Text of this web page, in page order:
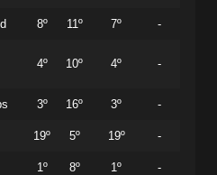
8º 11º 7º -
4º 10º 4º -
3º 16º 3º -
19º 5º 19º -
1º 8º 1º -